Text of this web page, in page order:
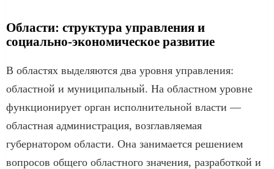
Области: структура управления и
социально-экономическое развитие
В областях выделяются два уровня управления:
областной и муниципальный. На областном уровне
функционирует орган исполнительной власти —
областная администрация, возглавляемая
губернатором области. Она занимается решением
вопросов общего областного значения, разработкой и